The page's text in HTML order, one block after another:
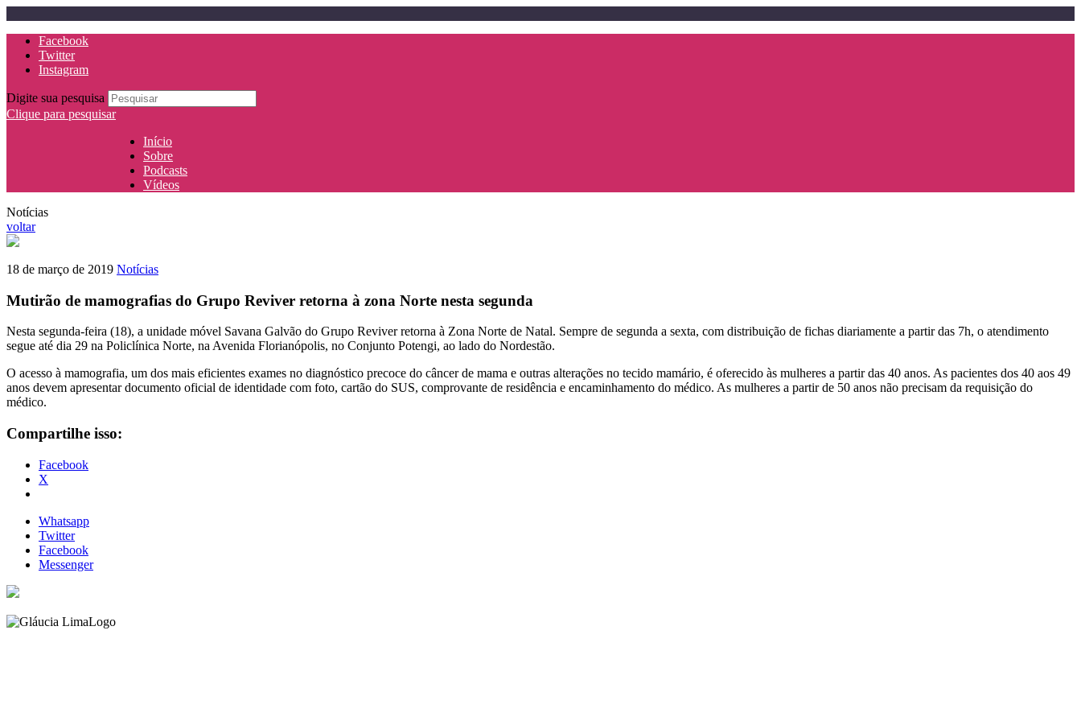
Facebook
Twitter
Instagram
Digite sua pesquisa
Clique para pesquisar
Início
Sobre
Podcasts
Vídeos
Notícias
voltar
18 de março de 2019 Notícias
Mutirão de mamografias do Grupo Reviver retorna à zona Norte nesta segunda
Nesta segunda-feira (18), a unidade móvel Savana Galvão do Grupo Reviver retorna à Zona Norte de Natal. Sempre de segunda a sexta, com distribuição de fichas diariamente a partir das 7h, o atendimento
segue até dia 29 na Policlínica Norte, na Avenida Florianópolis, no Conjunto Potengi, ao lado do Nordestão.
O acesso à mamografia, um dos mais eficientes exames no diagnóstico precoce do câncer de mama e outras alterações no tecido mamário, é oferecido às mulheres a partir das 40 anos. As pacientes dos 40 aos 49
anos devem apresentar documento oficial de identidade com foto, cartão do SUS, comprovante de residência e encaminhamento do médico. As mulheres a partir de 50 anos não precisam da requisição do
médico.
Compartilhe isso:
Facebook
X
Whatsapp
Twitter
Facebook
Messenger